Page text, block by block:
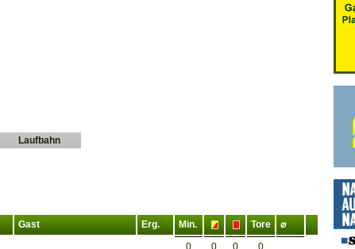
Laufbahn
Gast Erg. Min. Tore
⌀
0
0 0 0